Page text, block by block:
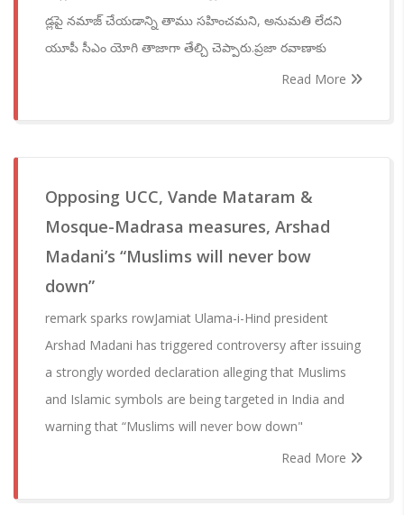
డ్లపై నమాజ్ చేయడాన్ని తాము సహించమని, అనుమతి లేదని
యూపీ సీఎం యోగి తాజాగా తేల్చి చెప్పారు.ప్రజా రవాణాకు
Read More
Opposing UCC, Vande Mataram &
Mosque-Madrasa measures, Arshad
Madani’s “Muslims will never bow
down”
remark sparks rowJamiat Ulama-i-Hind president
Arshad Madani has triggered controversy after issuing
a strongly worded declaration alleging that Muslims
and Islamic symbols are being targeted in India and
warning that “Muslims will never bow down"
Read More